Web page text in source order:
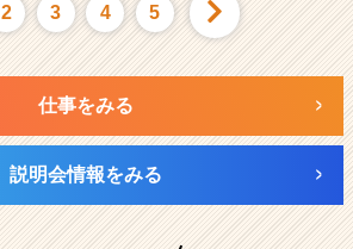
2 3 4 5
仕事をみる
説明会情報をみる